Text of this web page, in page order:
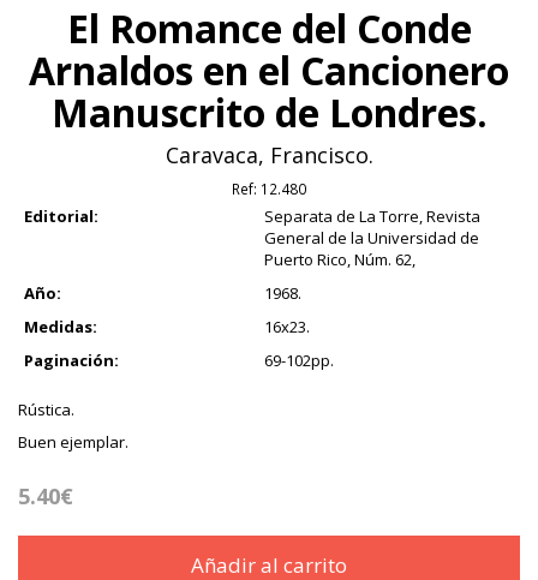
El Romance del Conde
Arnaldos en el Cancionero
Manuscrito de Londres.
Caravaca, Francisco.
Ref: 12.480
Editorial:
Separata de La Torre, Revista
General de la Universidad de
Puerto Rico, Núm. 62,
Año:
1968.
Medidas:
16x23.
Paginación:
69-102pp.
Rústica.
Buen ejemplar.
5.40€
Añadir al carrito